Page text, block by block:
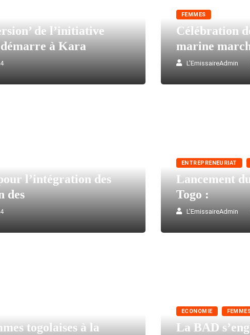
de l’initiative
à Kara
FEMMES
Célébration
marine
L'EmissaireAdmin
l’intégration des
des
ENTREPRENEURIAT
Lancement
Togo :
L'EmissaireAdmin
togolaises à la
ECONOMIE
La BAD